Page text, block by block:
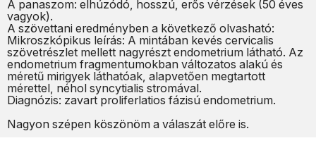
A panaszom: elhúzódó, hosszú, erős vérzések (50 éves
vagyok).
A szövettani eredményben a következő olvasható:
Mikroszkópikus leírás: A mintában kevés cervicalis
szövetrészlet mellett nagyrészt endometrium látható. Az
endometrium fragmentumokban változatos alakú és
méretű mirigyek láthatóak, alapvetően megtartott
mérettel, néhol syncytialis stromával.
Diagnózis: zavart proliferlatios fázisú endometrium.
Nagyon szépen köszönöm a válaszát előre is.